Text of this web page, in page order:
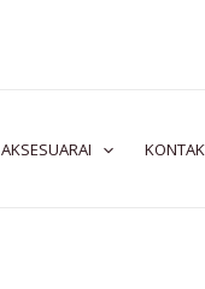
AKSESUARAI